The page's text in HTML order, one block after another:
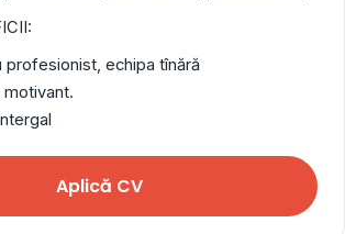
profesionist, echipa tînără
motivant.
Aplică CV